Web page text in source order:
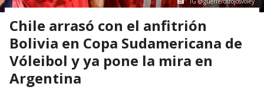
Chile arrasó con el anfitrión
Bolivia en Copa Sudamericana de
Vóleibol y ya pone la mira en
Argentina